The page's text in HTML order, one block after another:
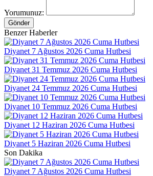
Yorumunuz:
Gönder
Benzer Haberler
Diyanet 7 Ağustos 2026 Cuma Hutbesi
Diyanet 31 Temmuz 2026 Cuma Hutbesi
Diyanet 24 Temmuz 2026 Cuma Hutbesi
Diyanet 10 Temmuz 2026 Cuma Hutbesi
Diyanet 12 Haziran 2026 Cuma Hutbesi
Diyanet 5 Haziran 2026 Cuma Hutbesi
Son Dakika
Diyanet 7 Ağustos 2026 Cuma Hutbesi